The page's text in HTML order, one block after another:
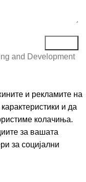
and Development
и рекламите на
и да
колачиња.
за вашата
за социјални